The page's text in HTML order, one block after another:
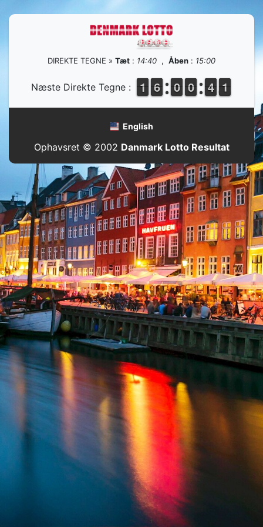
DIREKTE TEGNE » Tæt : 14:40 , Åben : 15:00
Næste Direkte Tegne : 1
1
1
1 5
5
6
6 9
9
0
0 9
9
0
0 3
3
4
4 1
1
0
English
Ophavsret © 2002 Danmark Lotto Resultat